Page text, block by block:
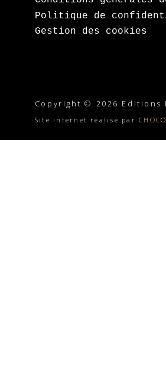
Politique de
Gestion des cookies
Copyright © 2026 Editions
Site internet réalisé par